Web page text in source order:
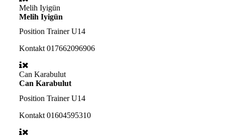
Melih Iyigün
Melih Iyigün
Position Trainer U14
Kontakt 017662096906
Can Karabulut
Can Karabulut
Position Trainer U14
Kontakt 01604595310